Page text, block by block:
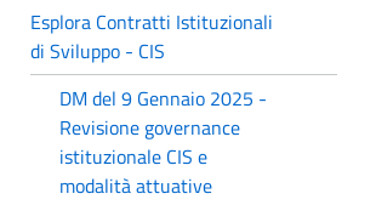
Esplora Contratti Istituzionali
di Sviluppo - CIS
DM del 9 Gennaio 2025 -
Revisione governance
istituzionale CIS e
modalità attuative